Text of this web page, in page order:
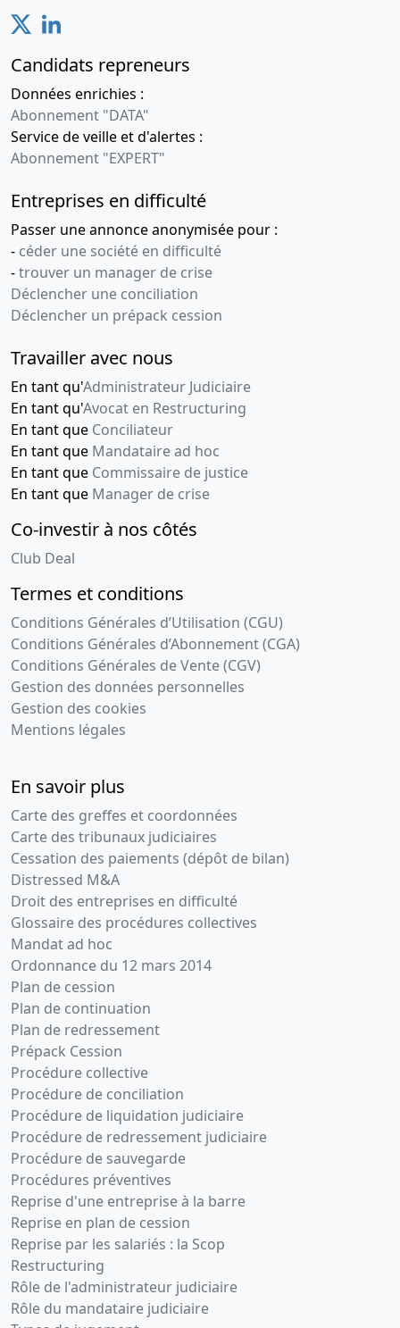
Candidats repreneurs
Données enrichies :
Abonnement "DATA"
Service de veille et d'alertes :
Abonnement "EXPERT"
Entreprises en difficulté
Passer une annonce anonymisée pour :
- céder une société en difficulté
-trouver un manager de crise
Déclencher une conciliation
Déclencher un prépack cession
Travailler avec nous
En tant qu'Administrateur Judiciaire
En tant qu'Avocat en Restructuring
En tant que Conciliateur
En tant que Mandataire ad hoc
En tant que Commissaire de justice
En tant que Manager de crise
Co-investir à nos côtés
Club Deal
Termes et conditions
Conditions Générales d’Utilisation (CGU)
Conditions Générales d’Abonnement (CGA)
Conditions Générales de Vente (CGV)
Gestion des données personnelles
Gestion des cookies
Mentions légales
En savoir plus
Carte des greffes et coordonnées
Carte des tribunaux judiciaires
Cessation des paiements (dépôt de bilan)
Distressed M&A
Droit des entreprises en difficulté
Glossaire des procédures collectives
Mandat ad hoc
Ordonnance du 12 mars 2014
Plan de cession
Plan de continuation
Plan de redressement
Prépack Cession
Procédure collective
Procédure de conciliation
Procédure de liquidation judiciaire
Procédure de redressement judiciaire
Procédure de sauvegarde
Procédures préventives
Reprise d'une entreprise à la barre
Reprise en plan de cession
Reprise par les salariés : la Scop
Restructuring
Rôle de l'administrateur judiciaire
Rôle du mandataire judiciaire